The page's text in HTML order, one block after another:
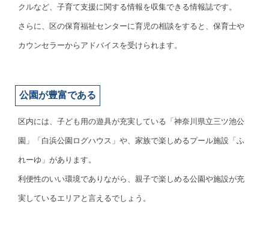
クルなど、子育て支援に関する情報を収集できる情報誌です。
さらに、区の保育福祉センターに育児の相談をすると、保育士や
カウンセラーからアドバイスを受けられます。
公園が豊富である
区内には、子ども用の遊具が充実している「神奈川県立三ツ池公
園」「白浜公園ログハウス」や、家族で楽しめるプール施設「ふ
れーゆ」があります。
利便性のいい環境でありながら、親子で楽しめる公園や施設が充
実しているエリアと言えるでしょう。